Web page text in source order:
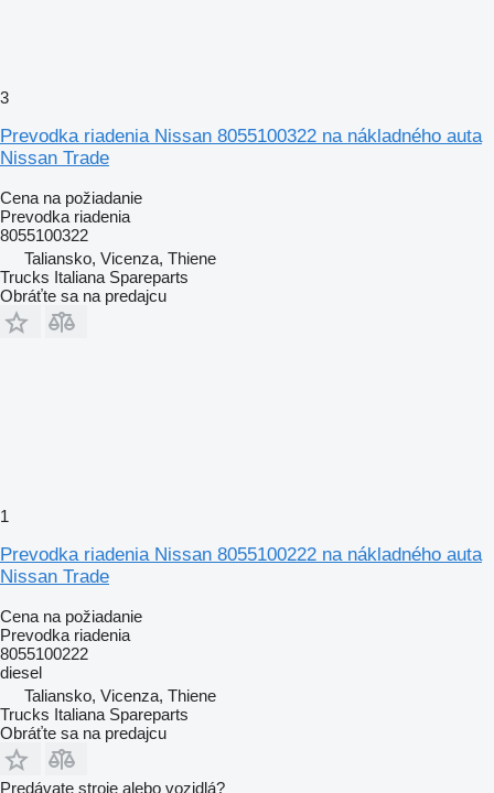
3
Prevodka riadenia Nissan 8055100322 na nákladného auta
Nissan Trade
Cena na požiadanie
Prevodka riadenia
8055100322
Taliansko, Vicenza, Thiene
Trucks Italiana Spareparts
Obráťte sa na predajcu
1
Prevodka riadenia Nissan 8055100222 na nákladného auta
Nissan Trade
Cena na požiadanie
Prevodka riadenia
8055100222
diesel
Taliansko, Vicenza, Thiene
Trucks Italiana Spareparts
Obráťte sa na predajcu
Predávate stroje alebo vozidlá?